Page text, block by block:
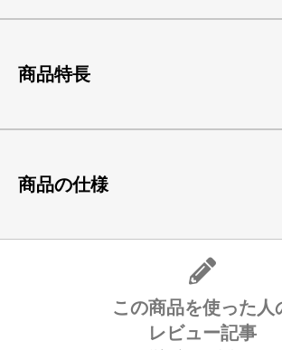
商品特長
商品の仕様
この商品を使った人
レビュー記事